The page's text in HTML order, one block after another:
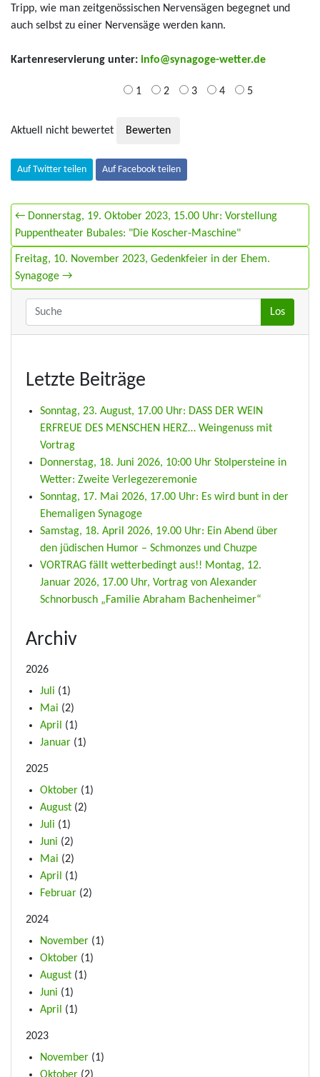
Tripp, wie man zeitgenössischen Nervensägen begegnet und
auch selbst zu einer Nervensäge werden kann.
Kartenreservierung unter: info@synagoge-wetter.de
Aktuell nicht bewertet
1 2 3 4 5
Auf Twitter teilen Auf Facebook teilen
← Donnerstag, 19. Oktober 2023, 15.00 Uhr: Vorstellung
Puppentheater Bubales: "Die Koscher-Maschine"
Freitag, 10. November 2023, Gedenkfeier in der Ehem.
Synagoge →
Letzte Beiträge
Sonntag, 23. August, 17.00 Uhr: DASS DER WEIN
ERFREUE DES MENSCHEN HERZ… Weingenuss mit
Vortrag
Donnerstag, 18. Juni 2026, 10:00 Uhr Stolpersteine in
Wetter: Zweite Verlegezeremonie
Sonntag, 17. Mai 2026, 17.00 Uhr: Es wird bunt in der
Ehemaligen Synagoge
Samstag, 18. April 2026, 19.00 Uhr: Ein Abend über
den jüdischen Humor – Schmonzes und Chuzpe
VORTRAG fällt wetterbedingt aus!! Montag, 12.
Januar 2026, 17.00 Uhr, Vortrag von Alexander
Schnorbusch „Familie Abraham Bachenheimer“
Archiv
2026
Juli (1)
Mai (2)
April
(1)
Januar (1)
2025
Oktober (1)
August (2)
Juli (1)
Juni (2)
Mai (2)
April
(1)
Februar (2)
2024
November (1)
Oktober (1)
August (1)
Juni (1)
April
(1)
2023
November (1)
Oktober (2)